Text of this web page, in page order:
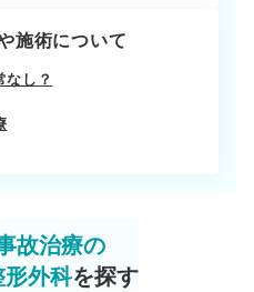
施術について
なし？
故治療の
外科を探す